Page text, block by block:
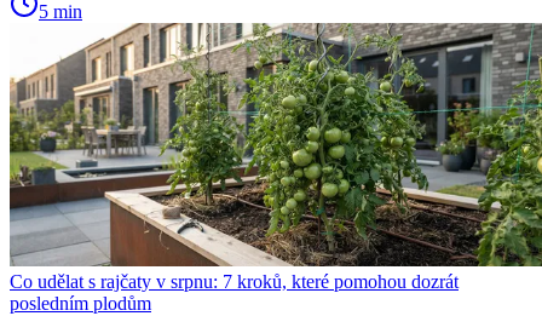
5 min
Co udělat s rajčaty v srpnu: 7 kroků, které pomohou dozrát
posledním plodům